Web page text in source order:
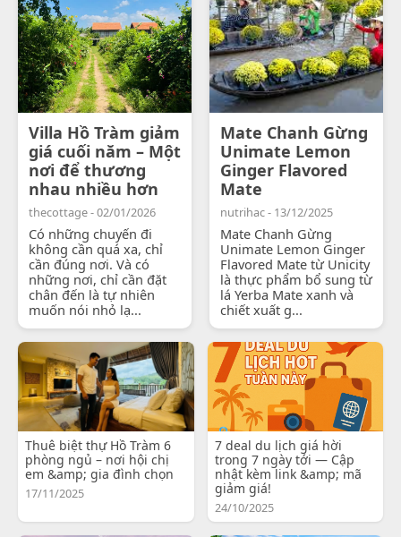
Villa Hồ Tràm giảm
giá cuối năm – Một
nơi để thương
nhau nhiều hơn
thecottage - 02/01/2026
Có những chuyến đi
không cần quá xa, chỉ
cần đúng nơi. Và có
những nơi, chỉ cần đặt
chân đến là tự nhiên
muốn nói nhỏ lạ...
Mate Chanh Gừng
Unimate Lemon
Ginger Flavored
Mate
nutrihac - 13/12/2025
Mate Chanh Gừng
Unimate Lemon Ginger
Flavored Mate từ Unicity
là thực phẩm bổ sung từ
lá Yerba Mate xanh và
chiết xuất g...
Thuê biệt thự Hồ Tràm 6
phòng ngủ – nơi hội chị
em &amp; gia đình chọn
17/11/2025
7 deal du lịch giá hời
trong 7 ngày tới — Cập
nhật kèm link &amp; mã
giảm giá!
24/10/2025